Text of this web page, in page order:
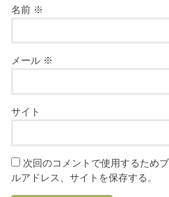
名前 ※
メール ※
サイト
次回のコメントで使用するため
ルアドレス、サイトを保存する。